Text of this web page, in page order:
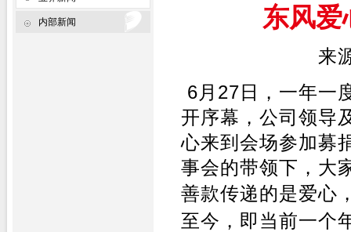
内部新闻 东风爱
来
6月27日，一年一
开序幕，公司领导
心来到会场参加募
事会的带领下，大
善款传递的是爱心
至今，即当前一个